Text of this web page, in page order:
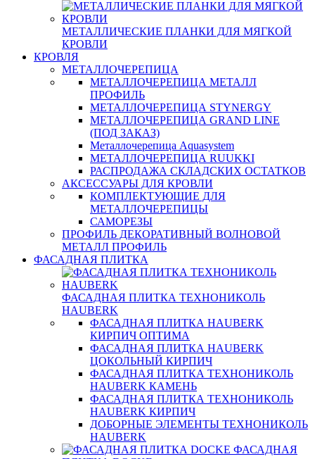
МЕТАЛЛИЧЕСКИЕ ПЛАНКИ ДЛЯ МЯГКОЙ
КРОВЛИ
КРОВЛЯ
МЕТАЛЛОЧЕРЕПИЦА
МЕТАЛЛОЧЕРЕПИЦА МЕТАЛЛ
ПРОФИЛЬ
МЕТАЛЛОЧЕРЕПИЦА STYNERGY
МЕТАЛЛОЧЕРЕПИЦА GRAND LINE
(ПОД ЗАКАЗ)
Металлочерепица Aquasystem
МЕТАЛЛОЧЕРЕПИЦА RUUKKI
РАСПРОДАЖА СКЛАДСКИХ ОСТАТКОВ
АКСЕССУАРЫ ДЛЯ КРОВЛИ
КОМПЛЕКТУЮЩИЕ ДЛЯ
МЕТАЛЛОЧЕРЕПИЦЫ
САМОРЕЗЫ
ПРОФИЛЬ ДЕКОРАТИВНЫЙ ВОЛНОВОЙ
МЕТАЛЛ ПРОФИЛЬ
ФАСАДНАЯ ПЛИТКА
ФАСАДНАЯ ПЛИТКА ТЕХНОНИКОЛЬ
HAUBERK
ФАСАДНАЯ ПЛИТКА HAUBERK
КИРПИЧ ОПТИМА
ФАСАДНАЯ ПЛИТКА HAUBERK
ЦОКОЛЬНЫЙ КИРПИЧ
ФАСАДНАЯ ПЛИТКА ТЕХНОНИКОЛЬ
HAUBERK КАМЕНЬ
ФАСАДНАЯ ПЛИТКА ТЕХНОНИКОЛЬ
HAUBERK КИРПИЧ
ДОБОРНЫЕ ЭЛЕМЕНТЫ ТЕХНОНИКОЛЬ
HAUBERK
ФАСАДНАЯ